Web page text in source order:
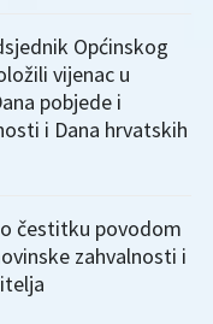
Općinskog
vijenac u
pobjede i
i Dana hrvatskih
čestitku povodom
zahvalnosti i